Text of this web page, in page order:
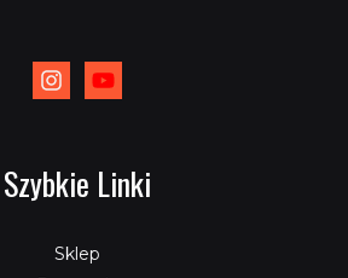
Szybkie Linki
Sklep